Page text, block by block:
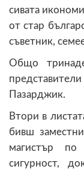
сивата
от стар
съветник,
Общо
Пазарджик.
Втори в
бивш
магистър по
сигурност,